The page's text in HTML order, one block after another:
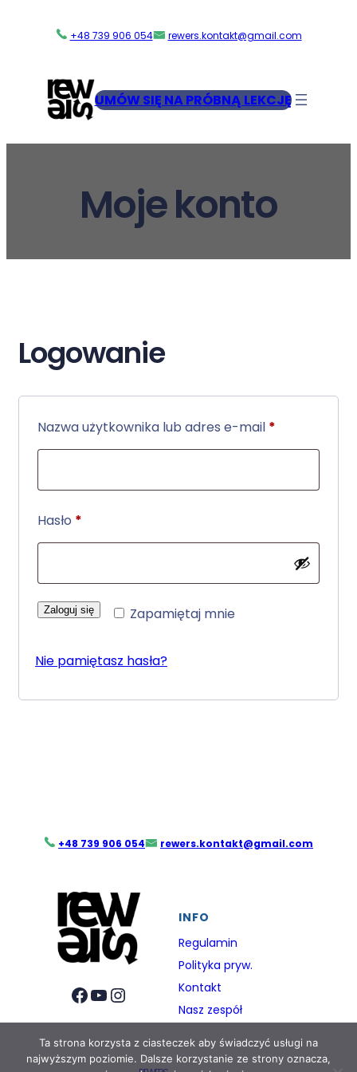
+48 739 906 054 rewers.kontakt@gmail.com
UMÓW SIĘ NA PRÓBNĄ LEKCJĘ
Moje konto
Logowanie
Nazwa użytkownika lub adres e-mail *
Hasło *
Zapamiętaj mnie
Zaloguj się
Nie pamiętasz hasła?
+48 739 906 054 rewers.kontakt@gmail.com
Facebook YouTube Instagram
INFO
Regulamin
Polityka pryw.
Kontakt
Nasz zespół
Ta strona korzysta z ciasteczek aby świadczyć usługi na
najwyższym poziomie. Dalsze korzystanie ze strony oznacza,